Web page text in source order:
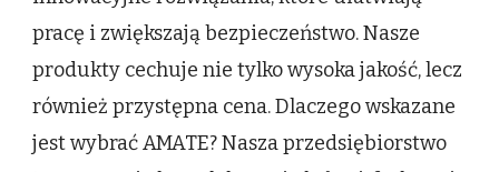
pracę i zwiększają bezpieczeństwo. Nasze
produkty cechuje nie tylko wysoka jakość, lecz
również przystępna cena. Dlaczego wskazane
jest wybrać AMATE? Nasza przedsiębiorstwo